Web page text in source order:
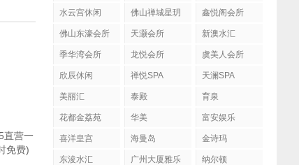
直营一
免费)
水云宫休闲
佛山禅城星玥
鑫悦阁会所
佛山东濠会所 天灏会所 新澳水汇
季华湾会所 龙悦会所 虞美人会所
欣辰休闲 禅悦SPA 天澜SPA
美丽汇 泰殿 育泉
花都金荔苑 华美 富安娱乐
喜洋皇宫 海曼岛 金诗玛
东浚水汇
广州大厦雅乐
纳尔顿